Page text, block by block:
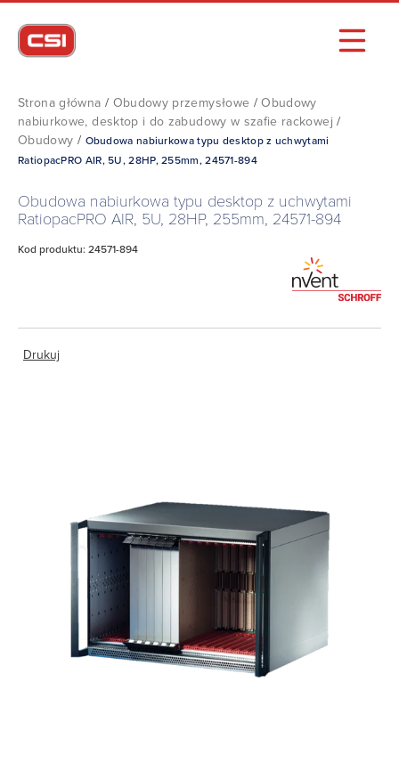
Strona główna / Obudowy przemysłowe /Obudowy
nabiurkowe, desktop i do zabudowy w szafie rackowej /
Obudowy / Obudowa nabiurkowa typu desktop z uchwytami
RatiopacPRO AIR, 5U, 28HP, 255mm, 24571-894
Obudowa nabiurkowa typu desktop z uchwytami
RatiopacPRO AIR, 5U, 28HP, 255mm, 24571-894
Kod produktu: 24571-894
Drukuj